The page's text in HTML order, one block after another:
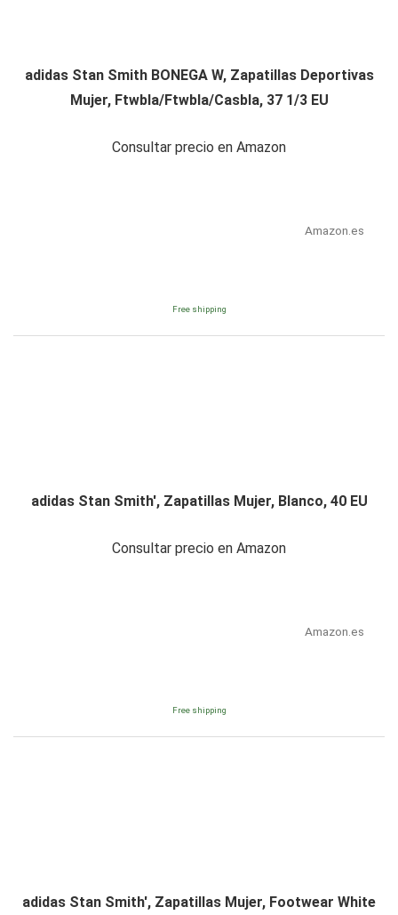
adidas Stan Smith BONEGA W, Zapatillas Deportivas
Mujer, Ftwbla/Ftwbla/Casbla, 37 1/3 EU
Consultar precio en Amazon
Amazon.es
Free shipping
adidas Stan Smith', Zapatillas Mujer, Blanco, 40 EU
Consultar precio en Amazon
Amazon.es
Free shipping
adidas Stan Smith', Zapatillas Mujer, Footwear White